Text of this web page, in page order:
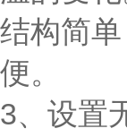
结构简
便。
3、设置